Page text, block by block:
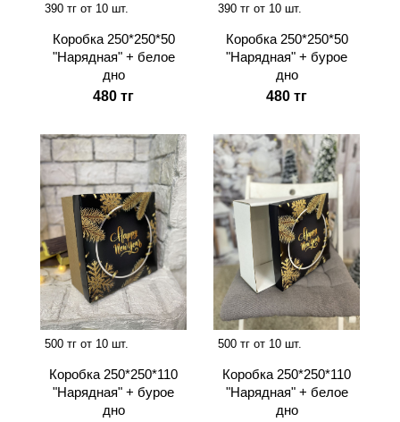
390 тг от 10 шт.
Коробка 250*250*50
"Нарядная" + белое
дно
480 тг
390 тг от 10 шт.
Коробка 250*250*50
"Нарядная" + бурое
дно
480 тг
500 тг от 10 шт.
Коробка 250*250*110
"Нарядная" + бурое
дно
500 тг от 10 шт.
Коробка 250*250*110
"Нарядная" + белое
дно